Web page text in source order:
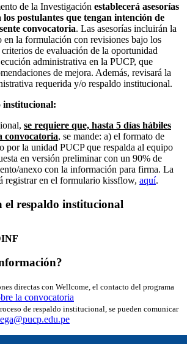
de la Investigación establecerá asesorías
postulantes que tengan intención de
convocatoria. Las asesorías incluirán la
la formulación con revisiones bajo los
de evaluación de la oportunidad
administrativa en la PUCP, que
de mejora. Además, revisará la
requerida y/o respaldo institucional.
institucional:
se requiere que, hasta 5 días hábiles
convocatoria, se mande: a) el formato de
por la unidad PUCP que respalda al equipo
en versión preliminar con un 90% de
anexo con la información para firma. La
registrar en el formulario kissflow, aquí.
el respaldo institucional
directas con Wellcome, el contacto del programa
la convocatoria
de respaldo institucional, se pueden comunicar